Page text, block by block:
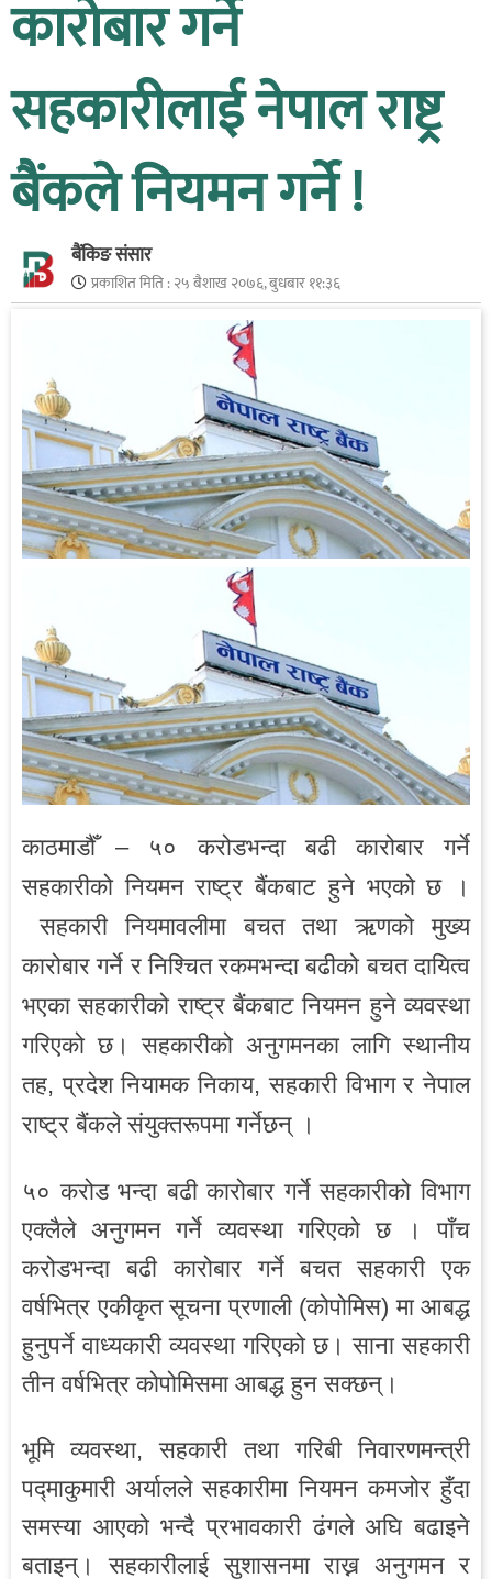
कारोबार गर्ने
सहकारीलाई नेपाल राष्ट्र
बैंकले नियमन गर्ने !
बैंकिङ संसार
प्रकाशित मिति :२५ बैशाख २०७६, बुधबार ११:३६
काठमाडौँ – ५० करोडभन्दा बढी कारोबार गर्ने
सहकारीको नियमन राष्ट्र बैंकबाट हुने भएको छ ।
सहकारी नियमावलीमा बचत तथा ऋणको मुख्य
कारोबार गर्ने र निश्चित रकमभन्दा बढीको बचत दायित्व
भएका सहकारीको राष्ट्र बैंकबाट नियमन हुने व्यवस्था
गरिएको छ। सहकारीको अनुगमनका लागि स्थानीय
तह, प्रदेश नियामक निकाय, सहकारी विभाग र नेपाल
राष्ट्र बैंकले संयुक्तरूपमा गर्नेछन् ।
५० करोड भन्दा बढी कारोबार गर्ने सहकारीको विभाग
एक्लैले अनुगमन गर्ने व्यवस्था गरिएको छ । पाँच
करोडभन्दा बढी कारोबार गर्ने बचत सहकारी एक
वर्षभित्र एकीकृत सूचना प्रणाली (कोपोमिस) मा आबद्ध
हुनुपर्ने वाध्यकारी व्यवस्था गरिएको छ। साना सहकारी
तीन वर्षभित्र कोपोमिसमा आबद्ध हुन सक्छन्।
भूमि व्यवस्था, सहकारी तथा गरिबी निवारणमन्त्री
पद्माकुमारी अर्यालले सहकारीमा नियमन कमजोर हुँदा
समस्या आएको भन्दै प्रभावकारी ढंगले अघि बढाइने
बताइन्। सहकारीलाई सुशासनमा राख्न अनुगमन र